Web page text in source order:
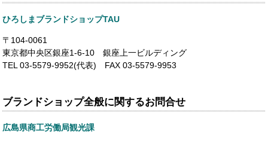
ひろしまブランドショップTAU
〒104-0061
東京都中央区銀座1-6-10 銀座上一ビルディング
TEL 03-5579-9952(代表) FAX 03-5579-9953
ブランドショップ全般に関するお問合せ
広島県商工労働局観光課